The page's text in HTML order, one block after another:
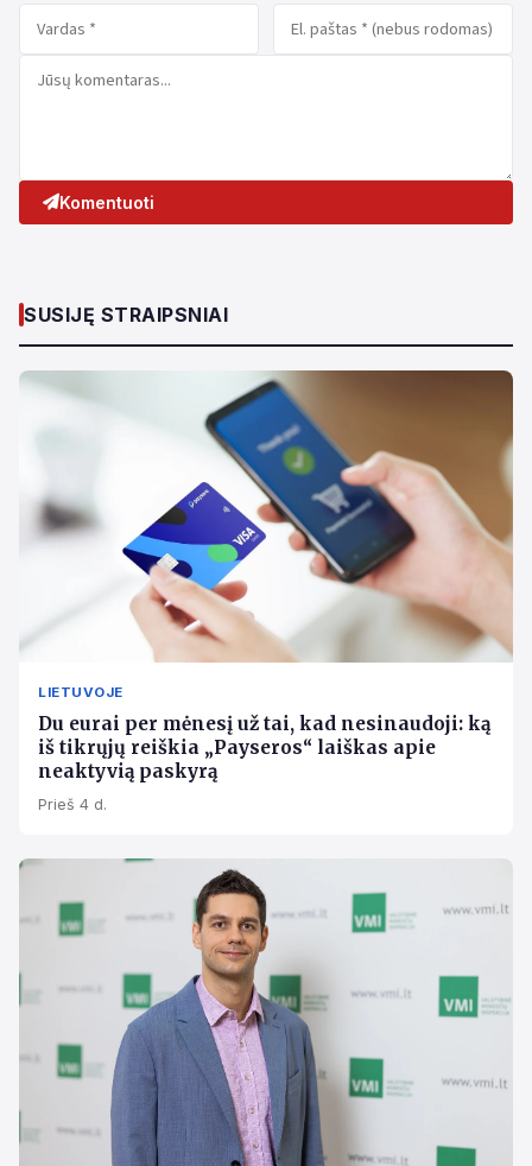
Komentuoti
SUSIJĘ STRAIPSNIAI
LIETUVOJE
Du eurai per mėnesį už tai, kad nesinaudoji: ką
iš tikrųjų reiškia „Payseros“ laiškas apie
neaktyvią paskyrą
Prieš 4 d.